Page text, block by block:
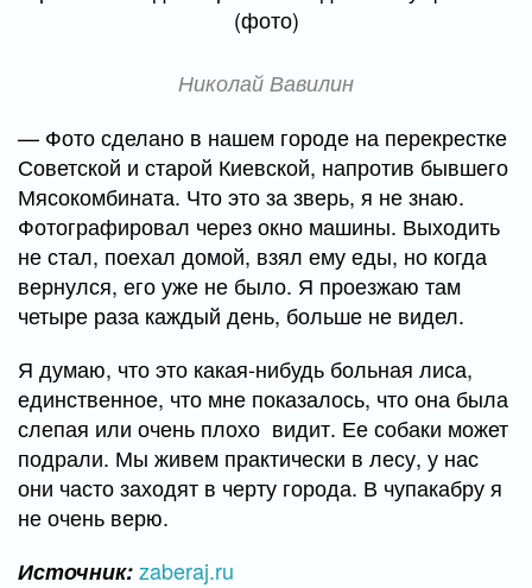
Николай Вавилин
— Фото сделано в нашем городе на перекрестке
Советской и старой Киевской, напротив бывшего
Мясокомбината. Что это за зверь, я не знаю.
Фотографировал через окно машины. Выходить
не стал, поехал домой, взял ему еды, но когда
вернулся, его уже не было. Я проезжаю там
четыре раза каждый день, больше не видел.
Я думаю, что это какая-нибудь больная лиса,
единственное, что мне показалось, что она была
слепая или очень плохо видит. Ее собаки может
подрали. Мы живем практически в лесу, у нас
они часто заходят в черту города. В чупакабру я
не очень верю.
Источник:zaberaj.ru